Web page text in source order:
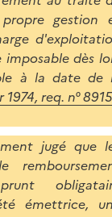
gestion
dès
à la date de
req. n°
jugé que
émettrice,